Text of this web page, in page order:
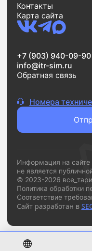
Контакты
Карта сайта
+7 (903) 940-09-90
info@itr-sim.ru
Обратная связь
Номера
Информация на сайте
не является
© 2023-2026
Политика обработки
Соответствие
Сайт разработан в